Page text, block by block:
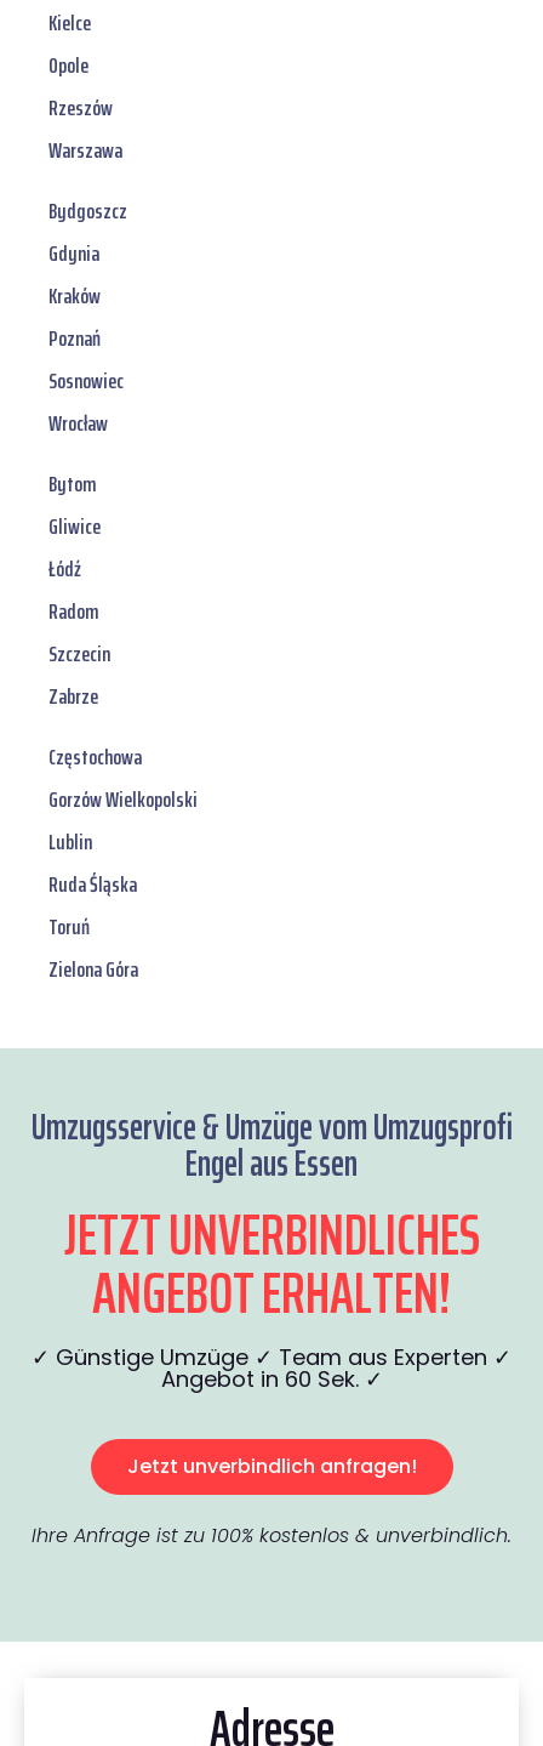
Kielce
Opole
Rzeszów
Warszawa
Bydgoszcz
Gdynia
Kraków
Poznań
Sosnowiec
Wrocław
Bytom
Gliwice
Łódź
Radom
Szczecin
Zabrze
Częstochowa
Gorzów Wielkopolski
Lublin
Ruda Śląska
Toruń
Zielona Góra
Umzugsservice & Umzüge vom Umzugsprofi
Engel aus Essen
JETZT UNVERBINDLICHES
ANGEBOT ERHALTEN!
✓ Günstige Umzüge ✓ Team aus Experten ✓
Angebot in 60 Sek. ✓
Jetzt unverbindlich anfragen!
Ihre Anfrage ist zu 100% kostenlos & unverbindlich.
Adresse